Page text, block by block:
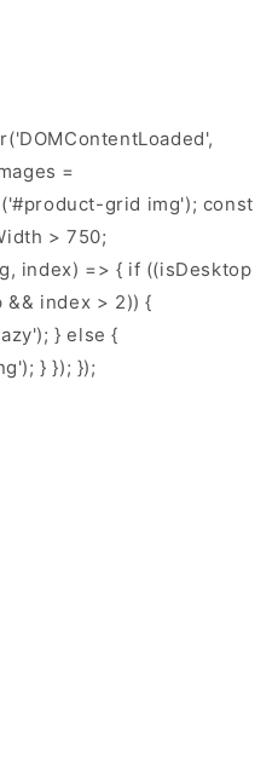
=
grid img'); const
> 750;
index) => { if ((isDesktop
index > 2)) {
} else {
} }); });